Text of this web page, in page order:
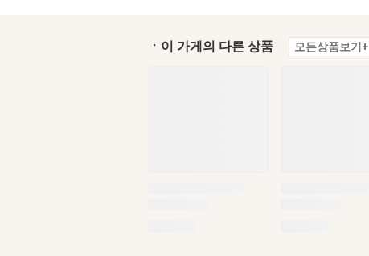
ㆍ이 가게의 다른 상품 모든상품보기+